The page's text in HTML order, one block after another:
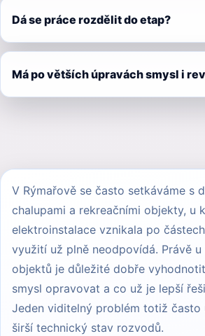
Dá se práce rozdělit do etap?
Má po větších úpravách smysl i
V Rýmařově se často setkáváme s
chalupami a rekreačními objekty, u
elektroinstalace vznikala po
využití už plně neodpovídá. Právě
objektů je důležité dobře
smysl opravovat a co už je lepší
Jeden viditelný problém totiž často
širší technický stav rozvodů.